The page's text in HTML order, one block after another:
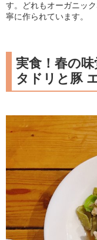
す。どれもオーガニッ
寧に作られています。
実食！春の
タドリと豚